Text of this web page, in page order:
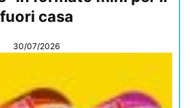
fuori casa
30/07/2026